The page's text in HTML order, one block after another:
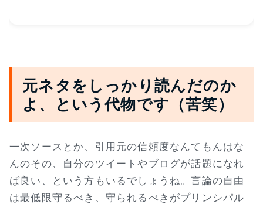
元ネタをしっかり読んだのか
よ、という代物です（苦笑）
一次ソースとか、引用元の信頼度なんてもんはな
んのその、自分のツイートやブログが話題になれ
ば良い、という方もいるでしょうね。言論の自由
は最低限守るべき、守られるべきがプリンシパル